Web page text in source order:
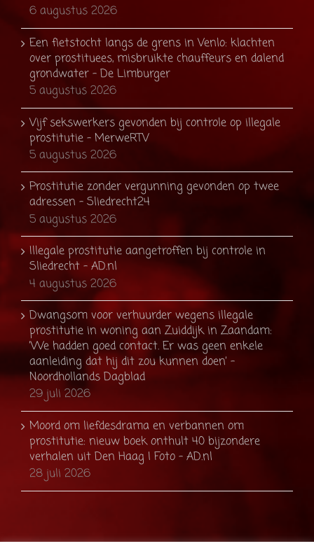
6 augustus 2026
Een fietstocht langs de grens in Venlo: klachten
over prostituees, misbruikte chauffeurs en dalend
grondwater - De Limburger
5 augustus 2026
Vijf sekswerkers gevonden bij controle op illegale
prostitutie - MerweRTV
5 augustus 2026
Prostitutie zonder vergunning gevonden op twee
adressen - Sliedrecht24
5 augustus 2026
Illegale prostitutie aangetroffen bij controle in
Sliedrecht - AD.nl
4 augustus 2026
Dwangsom voor verhuurder wegens illegale
prostitutie in woning aan Zuiddijk in Zaandam:
’We hadden goed contact. Er was geen enkele
aanleiding dat hij dit zou kunnen doen’ -
Noordhollands Dagblad
29 juli 2026
Moord om liefdesdrama en verbannen om
prostitutie: nieuw boek onthult 40 bijzondere
verhalen uit Den Haag | Foto - AD.nl
28 juli 2026